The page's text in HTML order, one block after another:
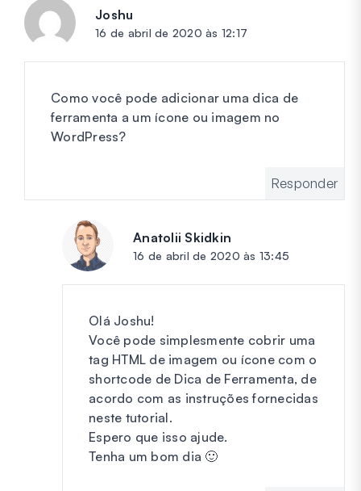
Joshu
16 de abril de 2020 às 12:17
Como você pode adicionar uma dica de
ferramenta a um ícone ou imagem no
WordPress?
Responder
Anatolii Skidkin
16 de abril de 2020 às 13:45
Olá Joshu!
Você pode simplesmente cobrir uma
tag HTML de imagem ou ícone com o
shortcode de Dica de Ferramenta, de
acordo com as instruções fornecidas
neste tutorial.
Espero que isso ajude.
Tenha um bom dia 🙂